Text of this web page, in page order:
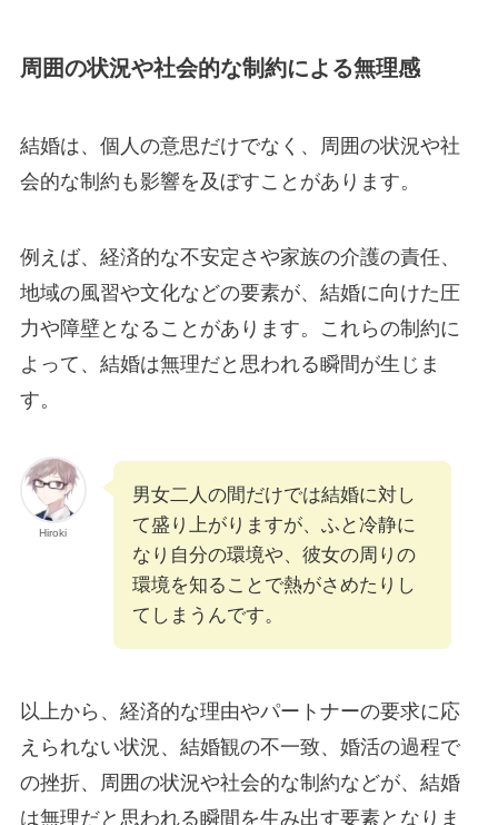
周囲の状況や社会的な制約による無理感
結婚は、個人の意思だけでなく、周囲の状況や社
会的な制約も影響を及ぼすことがあります。
例えば、経済的な不安定さや家族の介護の責任、
地域の風習や文化などの要素が、結婚に向けた圧
力や障壁となることがあります。これらの制約に
よって、結婚は無理だと思われる瞬間が生じま
す。
Hiroki
男女二人の間だけでは結婚に対し
て盛り上がりますが、ふと冷静に
なり自分の環境や、彼女の周りの
環境を知ることで熱がさめたりし
てしまうんです。
以上から、経済的な理由やパートナーの要求に応
えられない状況、結婚観の不一致、婚活の過程で
の挫折、周囲の状況や社会的な制約などが、結婚
は無理だと思われる瞬間を生み出す要素となりま